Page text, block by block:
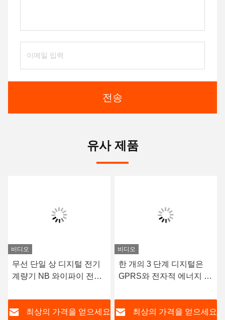
전송
유사 제품
비디오
무선 단일 상 디지털 전기
계량기 NB 와이파이 전자
최상의 가격을 얻으세요
비디오
한 개의 3 단계 디지털은
GPRS와 전자적 에너지 계
선납했습니다
최상의 가격을 얻으세요